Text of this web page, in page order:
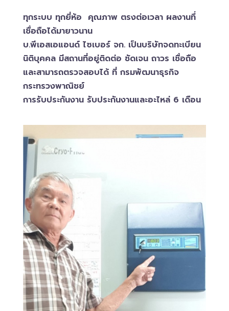
ทุกระบบ ทุกยี่ห้อ คุณภาพ ตรงต่อเวลา ผลงานทึ่
เชื่อถือได้มายาวนาน
บ.พีเอสเอ​แอนด์ ไซเบอร์​ จก. เป็นบริษัทจดทะเบียน
นิติบุคคล​ มีสถานที่อยู่ติดต่อ ชัดเจน ถาวร เชื่อถือ
และสามารถตรวจสอบ​ได้ ที่ กรมพัฒนาธุรกิจ​
กระทรวงพาณิชย์
การรับประกันงาน รับประกันงานและอะไหล่ 6 เดือน